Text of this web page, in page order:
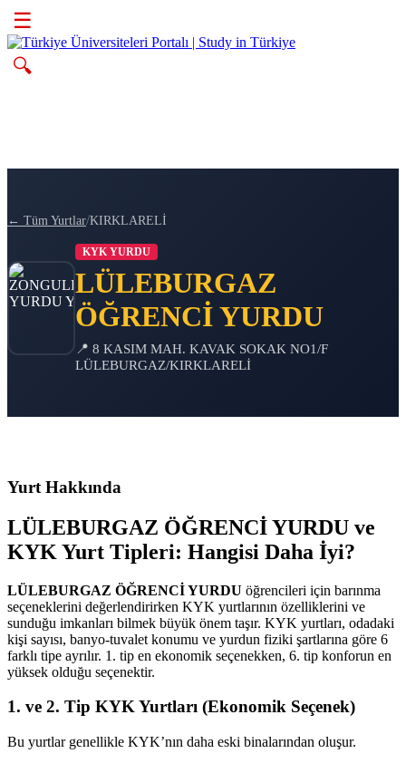
☰
🔍
← Tüm Yurtlar/KIRKLARELİ
KYK YURDU
LÜLEBURGAZ
ÖĞRENCİ YURDU
📍 8 KASIM MAH. KAVAK SOKAK NO1/F
LÜLEBURGAZ/KIRKLARELİ
Yurt Hakkında
LÜLEBURGAZ ÖĞRENCİ YURDU ve
KYK Yurt Tipleri: Hangisi Daha İyi?
LÜLEBURGAZ ÖĞRENCİ YURDU öğrencileri için barınma
seçeneklerini değerlendirirken KYK yurtlarının özelliklerini ve
sunduğu imkanları bilmek büyük önem taşır. KYK yurtları, odadaki
kişi sayısı, banyo-tuvalet konumu ve yurdun fiziki şartlarına göre 6
farklı tipe ayrılır. 1. tip en ekonomik seçenekken, 6. tip konforun en
yüksek olduğu seçenektir.
1. ve 2. Tip KYK Yurtları (Ekonomik Seçenek)
Bu yurtlar genellikle KYK’nın daha eski binalarından oluşur.